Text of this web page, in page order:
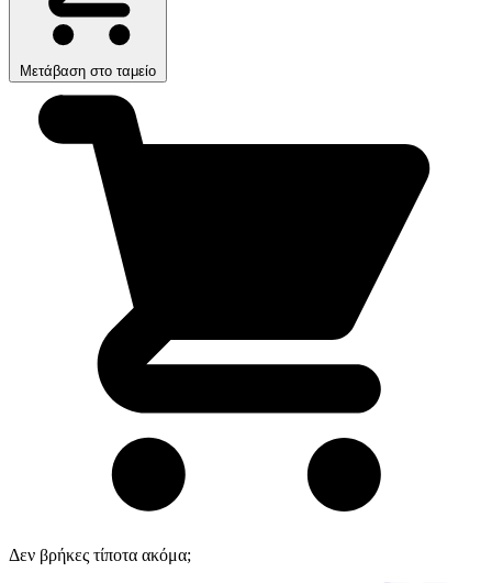
Μετάβαση στο ταμείο
Δεν βρήκες τίποτα ακόμα;